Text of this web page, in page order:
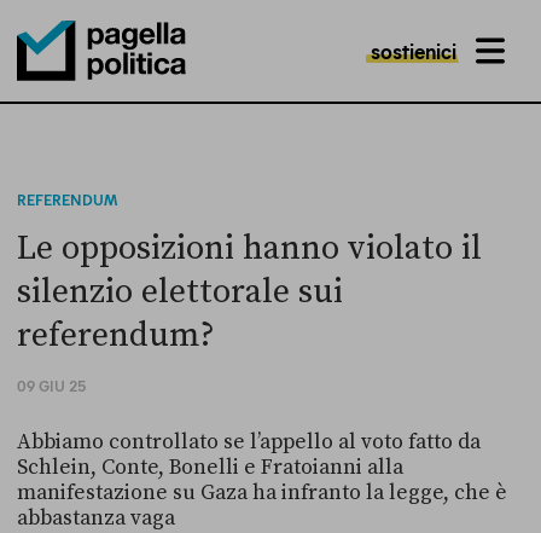
Pagella Politica Logo
sostienici MENU
REFERENDUM
Le opposizioni hanno violato il
silenzio elettorale sui
referendum?
09 GIU 25
Abbiamo controllato se l’appello al voto fatto da
Schlein, Conte, Bonelli e Fratoianni alla
manifestazione su Gaza ha infranto la legge, che è
abbastanza vaga